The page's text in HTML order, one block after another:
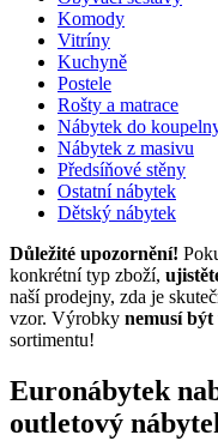
Komody
Vitríny
Kuchyně
Postele
Rošty a matrace
Nábytek do
Nábytek z masivu
Předsíňové stěny
Ostatní nábytek
Dětský nábytek
Důležité upozornění!
konkrétní typ zboží,
naší prodejny, zda je
vzor. Výrobky nemusí být
sortimentu!
Euronábytek
outletový